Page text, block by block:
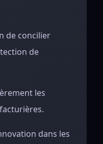
de concilier
de
les
dans les